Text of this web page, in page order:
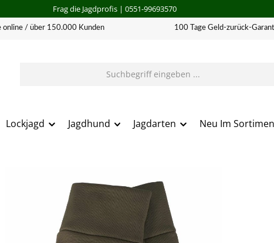
Frag die Jagdprofis| 0551-99693570
online / über 150.000 Kunden 100 Tage Geld-zurück-
Lockjagd Jagdhund Jagdarten Neu Im